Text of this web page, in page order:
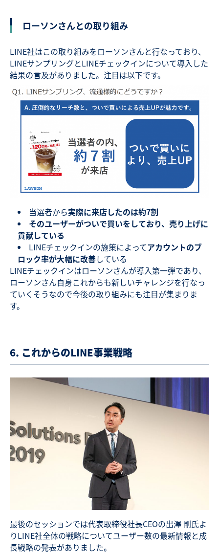
ローソンさんとの取り組み
LINE社はこの取り組みをローソンさんと行なっており、
LINEサンプリングとLINEチェックインについて導入した
結果の言及がありました。注目は以下です。
当選者から実際に来店したのは約7割
そのユーザーがついで買いをしており、売り上げに
貢献している
LINEチェックインの施策によってアカウントのブ
ロック率が大幅に改善している
LINEチェックインはローソンさんが導入第一弾であり、
ローソンさん自身これからも新しいチャレンジを行なっ
ていくそうなので今後の取り組みにも注目が集まりま
す。
6. これからのLINE事業戦略
最後のセッションでは代表取締役社長CEOの出澤 剛氏よ
りLINE社全体の戦略についてユーザー数の最新情報と成
長戦略の発表がありました。